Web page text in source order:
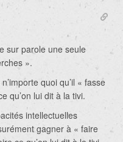
sur parole une seule
».
quoi qu’il « fasse
qu’on lui dit à la tivi.
intellectuelles
gagner à « faire